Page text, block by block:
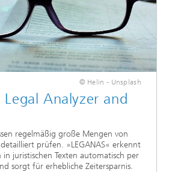
© Helin - Unsplash
Legal Analyzer and
regelmäßig große Mengen von
prüfen. »LEGANAS« erkennt
in juristischen Texten automatisch per
sorgt für erhebliche Zeitersparnis.